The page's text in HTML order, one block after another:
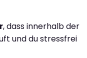
, dass innerhalb der
und du stressfrei